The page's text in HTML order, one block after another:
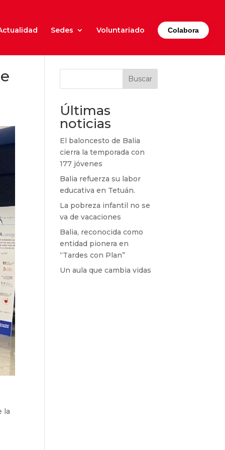
Sedes Voluntariado Colabora
la
Buscar
Últimas
noticias
El baloncesto de Balia
cierra la temporada con
177 jóvenes
Balia refuerza su labor
educativa en Tetuán.
La pobreza infantil no se
va de vacaciones
Balia, reconocida como
entidad pionera en
“Tardes con Plan”
Un aula que cambia vidas